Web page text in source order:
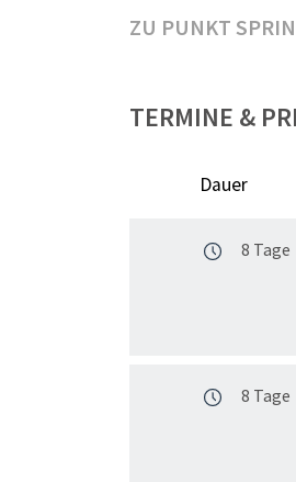
ZU PUNKT
TERMINE &
Dauer
8 Tage
8 Tage